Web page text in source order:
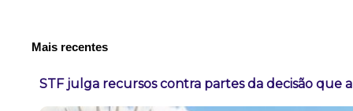
Mais recentes
STF julga recursos contra partes da decisão que